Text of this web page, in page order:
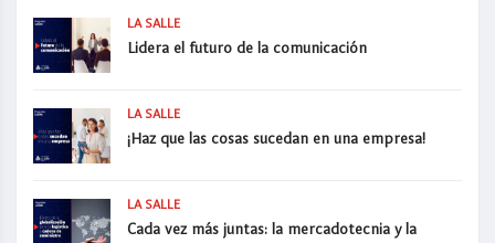
LA SALLE
Lidera el futuro de la comunicación
LA SALLE
¡Haz que las cosas sucedan en una empresa!
LA SALLE
Cada vez más juntas: la mercadotecnia y la